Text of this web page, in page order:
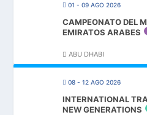
01 - 09 AGO 2026
CAMPEONATO DEL
EMIRATOS ARABES
ABU DHABI
08 - 12 AGO 2026
INTERNATIONAL
NEW GENERATIONS